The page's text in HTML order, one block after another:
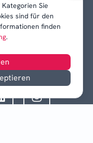
Sie
sind für den
finden
.